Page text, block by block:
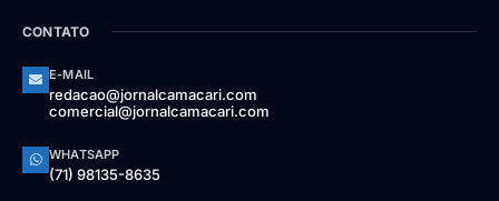
CONTATO
E-MAIL
redacao@jornalcamacari.com
comercial@jornalcamacari.com
WHATSAPP
(71) 98135-8635